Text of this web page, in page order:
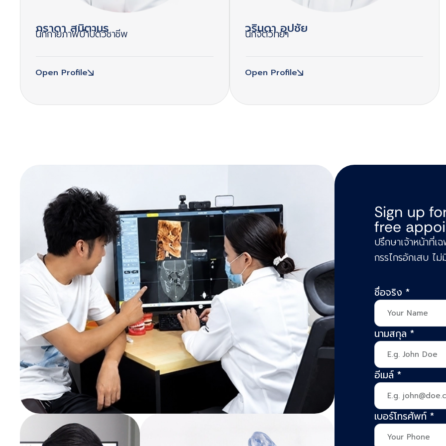
ภราดา สมิตามร
นักกายภาพบำบัดวิชาชีพ
Open Profile
วรินดา อุปชัย
นักจิตวิทยา
Open Profile
Sign up
free
ปรึกษาเจ้าหน้าที่
กรรไกรอักเสบ ไม่
ชื่อจริง *
นามสกุล *
อีเมล์ *
เบอร์โทรศัพท์ *